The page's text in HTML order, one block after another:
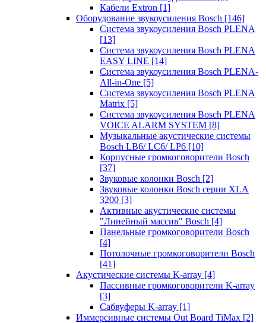
Кабели Extron [1]
Оборудование звукоусиления Bosch [146]
Система звукоусиления Bosch PLENA
[13]
Система звукоусиления Bosch PLENA
EASY LINE [14]
Система звукоусиления Bosch PLENA-
All-in-One [5]
Система звукоусиления Bosch PLENA
Matrix [5]
Система звукоусиления Bosch PLENA
VOICE ALARM SYSTEM [8]
Музыкальные акустические системы
Bosch LB6/ LC6/ LP6 [10]
Корпусные громкоговорители Bosch
[37]
Звуковые колонки Bosch [2]
Звуковые колонки Bosch серии XLA
3200 [3]
Активные акустические системы
"Линейный массив" Bosch [4]
Панельные громкоговорители Bosch
[4]
Потолочные громкоговорители Bosch
[41]
Акустические системы K-array [4]
Пассивные громкоговорители K-array
[3]
Сабвуферы K-array [1]
Иммерсивные системы Out Board TiMax [2]